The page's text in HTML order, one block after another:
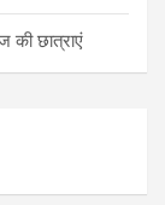
की छात्राएं